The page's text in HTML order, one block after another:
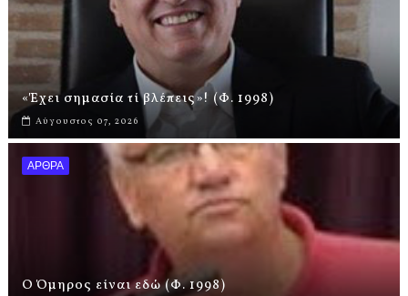
«Έχει σημασία τί βλέπεις»! (Φ. 1998)
Αύγουστος 07, 2026
ΑΡΘΡΑ
Ο Όμηρος είναι εδώ (Φ. 1998)